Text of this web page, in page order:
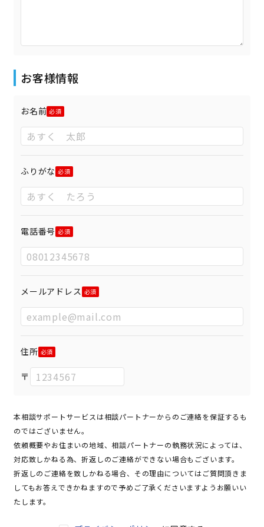
お客様情報
お名前
ふりがな
電話番号
メールアドレス
住所
〒
本相談サポートサービスは相談パートナーからのご連絡を保証するも
のではございません。
依頼概要やお住まいの地域、相談パートナーの執務状況によっては、
対応致しかねる為、折返しのご連絡ができない場合もございます。
折返しのご連絡を致しかねる場合、その理由についてはご質問頂きま
してもお答えできかねますので予めご了承くださいますようお願いい
たします。